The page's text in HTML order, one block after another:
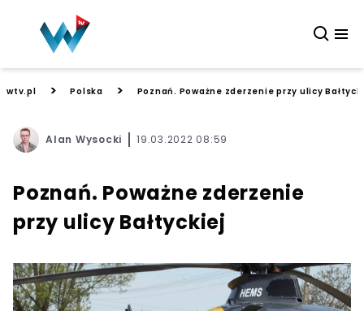
wtv.pl > Polska > Poznań. Poważne zderzenie przy ulicy
Alan Wysocki 19.03.2022 08:59
Poznań. Poważne zderzenie
przy ulicy Bałtyckiej